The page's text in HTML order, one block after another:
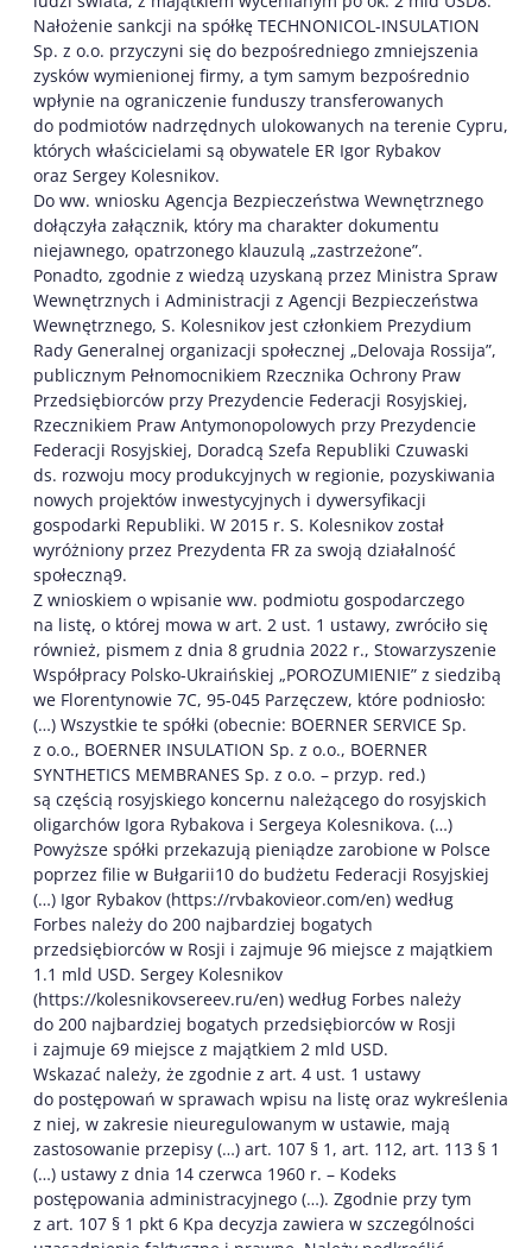
Nałożenie sankcji na spółkę TECHNONICOL-INSULATION
Sp. z o.o. przyczyni się do bezpośredniego zmniejszenia
zysków wymienionej firmy, a tym samym bezpośrednio
wpłynie na ograniczenie funduszy transferowanych
do podmiotów nadrzędnych ulokowanych na terenie Cypru,
których właścicielami są obywatele ER Igor Rybakov
oraz Sergey Kolesnikov.
Do ww. wniosku Agencja Bezpieczeństwa Wewnętrznego
dołączyła załącznik, który ma charakter dokumentu
niejawnego, opatrzonego klauzulą „zastrzeżone”.
Ponadto, zgodnie z wiedzą uzyskaną przez Ministra Spraw
Wewnętrznych i Administracji z Agencji Bezpieczeństwa
Wewnętrznego, S. Kolesnikov jest członkiem Prezydium
Rady Generalnej organizacji społecznej „Delovaja Rossija”,
publicznym Pełnomocnikiem Rzecznika Ochrony Praw
Przedsiębiorców przy Prezydencie Federacji Rosyjskiej,
Rzecznikiem Praw Antymonopolowych przy Prezydencie
Federacji Rosyjskiej, Doradcą Szefa Republiki Czuwaski
ds. rozwoju mocy produkcyjnych w regionie, pozyskiwania
nowych projektów inwestycyjnych i dywersyfikacji
gospodarki Republiki. W 2015 r. S. Kolesnikov został
wyróżniony przez Prezydenta FR za swoją działalność
społeczną9.
Z wnioskiem o wpisanie ww. podmiotu gospodarczego
na listę, o której mowa w art. 2 ust. 1 ustawy, zwróciło się
również, pismem z dnia 8 grudnia 2022 r., Stowarzyszenie
Współpracy Polsko-Ukraińskiej „POROZUMIENIE” z siedzibą
we Florentynowie 7C, 95-045 Parzęczew, które podniosło:
(…) Wszystkie te spółki (obecnie: BOERNER SERVICE Sp.
z o.o., BOERNER INSULATION Sp. z o.o., BOERNER
SYNTHETICS MEMBRANES Sp. z o.o. – przyp. red.)
są częścią rosyjskiego koncernu należącego do rosyjskich
oligarchów Igora Rybakova i Sergeya Kolesnikova. (…)
Powyższe spółki przekazują pieniądze zarobione w Polsce
poprzez filie w Bułgarii10 do budżetu Federacji Rosyjskiej
(…) Igor Rybakov (https://rvbakovieor.com/en) według
Forbes należy do 200 najbardziej bogatych
przedsiębiorców w Rosji i zajmuje 96 miejsce z majątkiem
1.1 mld USD. Sergey Kolesnikov
(https://kolesnikovsereev.ru/en) według Forbes należy
do 200 najbardziej bogatych przedsiębiorców w Rosji
i zajmuje 69 miejsce z majątkiem 2 mld USD.
Wskazać należy, że zgodnie z art. 4 ust. 1 ustawy
do postępowań w sprawach wpisu na listę oraz wykreślenia
z niej, w zakresie nieuregulowanym w ustawie, mają
zastosowanie przepisy (…) art. 107 § 1, art. 112, art. 113 § 1
(…) ustawy z dnia 14 czerwca 1960 r. – Kodeks
postępowania administracyjnego (…). Zgodnie przy tym
z art. 107 § 1 pkt 6 Kpa decyzja zawiera w szczególności